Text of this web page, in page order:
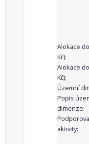
Alokace
Kč):
Alokace
Kč):
Územní
Popis
dimenze:
aktivity: